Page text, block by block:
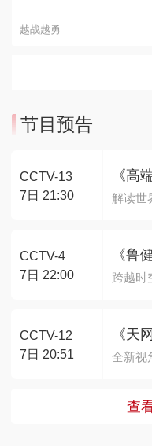
越战越勇
节目预告
CCTV-13
7日 21:30
《高
解读世
CCTV-4
7日 22:00
《鲁
跨越时
CCTV-12
7日 20:51
《天
全新视
查